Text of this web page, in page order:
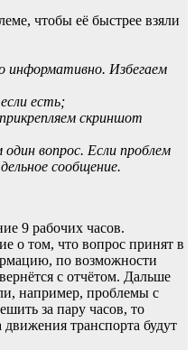
чтобы её быстрее взяли
информативно. Избегаем
есть;
скриншот
вопрос. Если проблем
сообщение.
9 рабочих часов.
о том, что вопрос принят в
по возможности
с отчётом. Дальше
например, проблемы с
за пару часов, то
транспорта будут